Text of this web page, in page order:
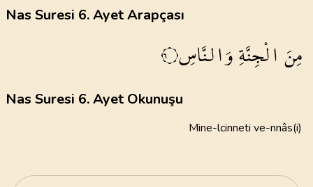
Nas Suresi 6. Ayet Arapçası
مِنَالْجِنَّةِوَالنَّاسِ ٦
Nas Suresi 6. Ayet Okunuşu
Mine-lcinneti ve-nnâs(i)